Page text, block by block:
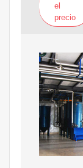
el
precio